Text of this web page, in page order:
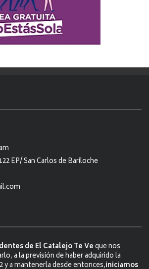
EP/ San Carlos de Bariloche
de El Catalejo Te Veque nos
a la previsión de haber adquirido la
y a mantenerla desde entonces,iniciamos